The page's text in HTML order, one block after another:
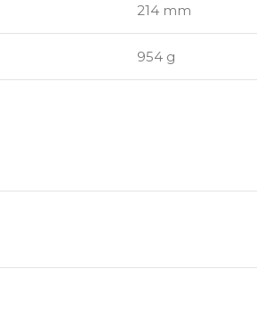
214 mm
954 g